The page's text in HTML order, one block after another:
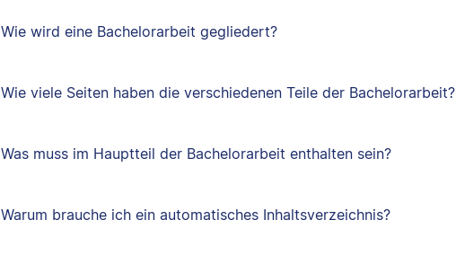
Wie wird eine Bachelorarbeit gegliedert?
Wie viele Seiten haben die verschiedenen Teile der Bachelorarbeit?
Was muss im Hauptteil der Bachelorarbeit enthalten sein?
Warum brauche ich ein automatisches Inhaltsverzeichnis?